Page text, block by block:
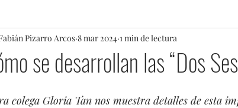
Opinión China Etnia
se desarrollan las “Dos
Pizarro Arcos 8 mar 2024 1 min de lectura
colega Gloria Tan nos muestra detalles de esta